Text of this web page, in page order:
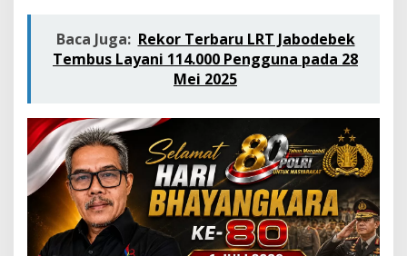
n
g
u
n
B
a
r
u
I
s
Baca Juga: Rekor Terbaru LRT Jabodebek
Tembus Layani 114.000 Pengguna pada 28
Mei 2025